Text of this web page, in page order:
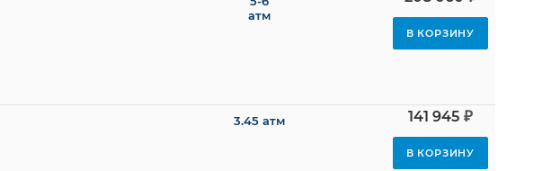
атм
В КОРЗИНУ
3.45 атм 141 945 ₽
В КОРЗИНУ